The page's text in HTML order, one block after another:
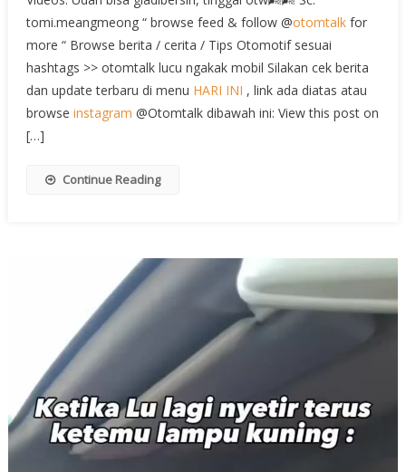
tomi.meangmeong “ browse feed & follow @otomtalkfor
more “ Browse berita / cerita / Tips Otomotif sesuai
hashtags >> otomtalk lucu ngakak mobil Silakan cek berita
dan update terbaru di menu HARI INI , link ada diatas atau
browse instagram @Otomtalk dibawah ini: View this post on
[…]
Continue Reading